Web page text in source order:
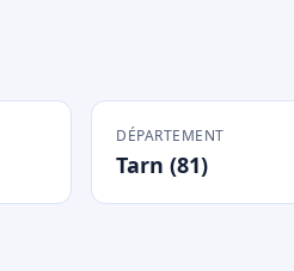
DÉPARTEMENT
Tarn (81)